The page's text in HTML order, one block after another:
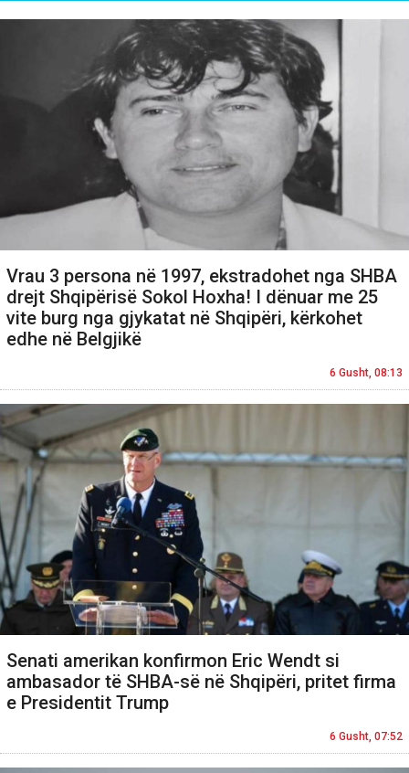
Vrau 3 persona në 1997, ekstradohet nga SHBA
drejt Shqipërisë Sokol Hoxha! I dënuar me 25
vite burg nga gjykatat në Shqipëri, kërkohet
edhe në Belgjikë
6 Gusht, 08:13
Senati amerikan konfirmon Eric Wendt si
ambasador të SHBA-së në Shqipëri, pritet firma
e Presidentit Trump
6 Gusht, 07:52